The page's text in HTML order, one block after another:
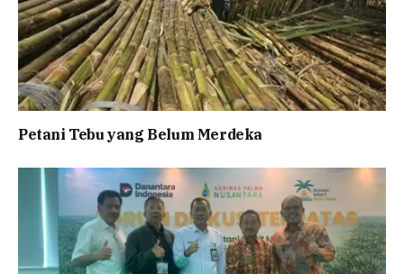
Petani Tebu yang Belum Merdeka